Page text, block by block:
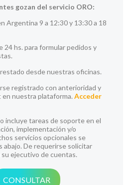
gozan del servicio ORO:
Argentina 9 a 12:30 y 13:30 a 18
24 hs. para formular pedidos y
desde nuestras oficinas.
registrado con anterioridad y
nuestra plataforma. Acceder
incluye tareas de soporte en el
implementación y/o
servicios opcionales se
abajo. De requerirse solicitar
ejecutivo de cuentas.
CONSULTAR